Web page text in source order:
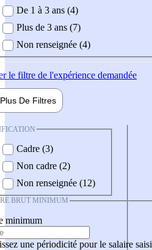
De 1 à 3 ans (4)
Plus de 3 ans (7)
Non renseignée (4)
le filtre de l'expérience demandée
Plus De Filtres
Cadre (3)
Non cadre (2)
Non renseignée (12)
BRUT MINIMUM
minimum
une périodicité pour le salaire saisi